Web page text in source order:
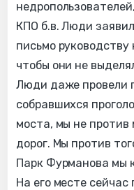
КПО б.в. Люди
письмо руководству
чтобы они не
Люди даже провели
собравшихся
моста, мы не против
дорог. Мы против
Парк Фурманова мы
На его месте сейчас